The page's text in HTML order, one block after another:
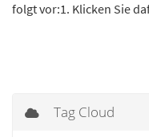
folgt vor:1. Klicken Sie
Tag Cloud